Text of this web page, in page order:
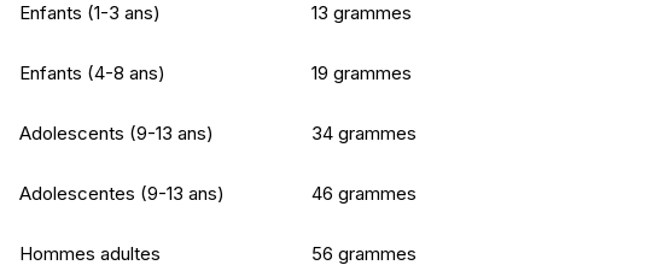
Enfants (1-3 ans) 13 grammes
Enfants (4-8 ans) 19 grammes
Adolescents (9-13 ans) 34 grammes
Adolescentes (9-13 ans) 46 grammes
Hommes adultes 56 grammes